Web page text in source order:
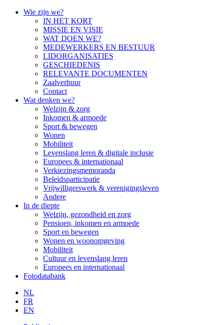
OverslaanWie zijn we?
IN HET KORT
MISSIE EN VISIE
WAT DOEN WE?
MEDEWERKERS EN BESTUUR
LIDORGANISATIES
GESCHIEDENIS
RELEVANTE DOCUMENTEN
Zaalverhuur
Contact
Wat denken we?
Welzijn & zorg
Inkomen & armoede
Sport & bewegen
Wonen
Mobiliteit
Levenslang leren & digitale inclusie
Europees & internationaal
Verkiezingsmemoranda
Beleidsparticipatie
Vrijwilligerswerk & verenigingsleven
Andere
In de diepte
Welzijn, gezondheid en zorg
Pensioen, inkomen en armoede
Sport en bewegen
Wonen en woonomgeving
Mobiliteit
Cultuur en levenslang leren
Europees en internationaal
Fotodatabank
NL
FR
EN